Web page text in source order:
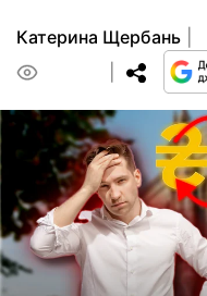
Катерина Щербань